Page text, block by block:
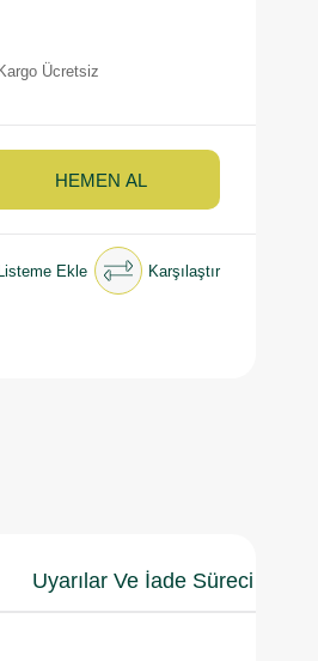
Ücretsiz
Ekle Karşılaştır
Uyarılar Ve İade Süreci